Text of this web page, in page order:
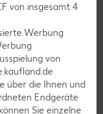
von insgesamt 4
Werbung
von
über die Ihnen und
Endgeräte
Sie einzelne